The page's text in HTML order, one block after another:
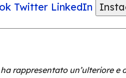
Twitter LinkedIn
rappresentato un’ulteriore e